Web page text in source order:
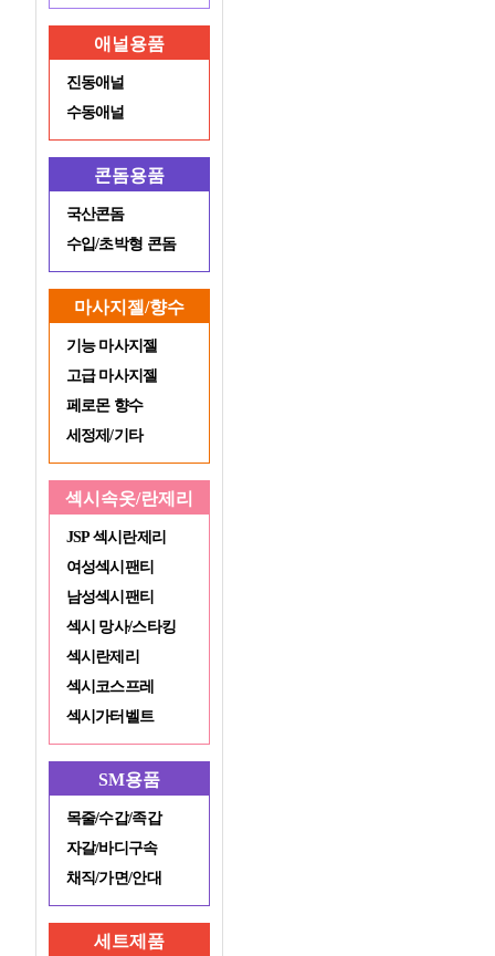
애널용품
진동애널
수동애널
콘돔용품
국산콘돔
수입/초박형 콘돔
마사지젤/향수
기능 마사지젤
고급 마사지젤
페로몬 향수
세정제/기타
섹시속옷/란제리
JSP 섹시란제리
여성섹시팬티
남성섹시팬티
섹시 망사/스타킹
섹시란제리
섹시코스프레
섹시가터벨트
SM용품
목줄/수갑/족갑
자갈/바디구속
채직/가면/안대
세트제품